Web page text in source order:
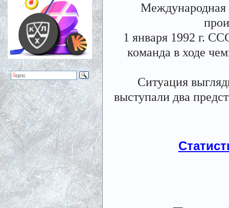
1 января 1992 г.
команда в ходе
Ситуация
выступали два